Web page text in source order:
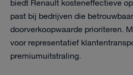
biedt Renault kosteneffectieve
past bij bedrijven die
doorverkoopwaarde prioriteren.
voor representatief
premiumuitstraling.